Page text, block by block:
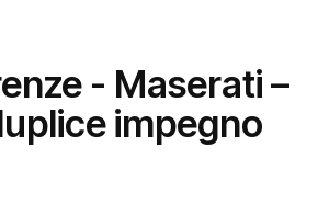
- Maserati –
impegno